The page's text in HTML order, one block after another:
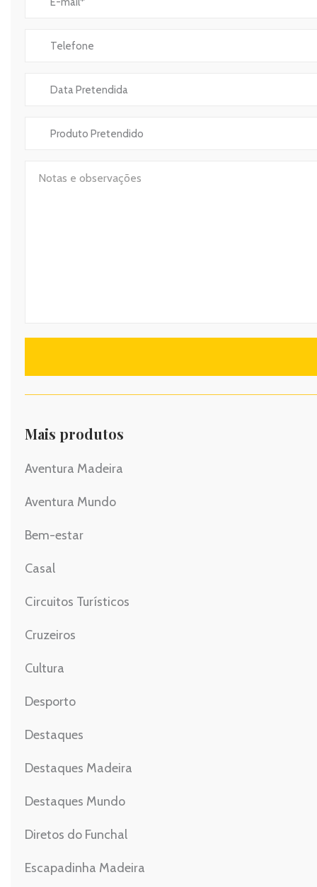
Mais produtos
Aventura Madeira
Aventura Mundo
Bem-estar
Casal
Circuitos Turísticos
Cruzeiros
Cultura
Desporto
Destaques
Destaques Madeira
Destaques Mundo
Diretos do Funchal
Escapadinha Madeira